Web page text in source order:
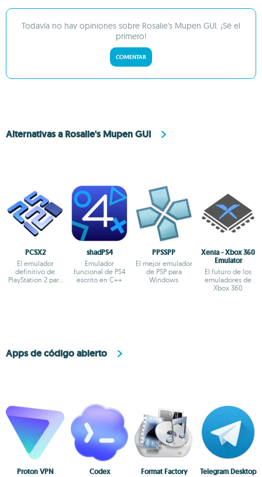
Todavía no hay opiniones sobre Rosalie's Mupen GUI. ¡Sé el
primero!
COMENTAR
Alternativas a Rosalie's Mupen GUI
PCSX2
El emulador
definitivo de
PlayStation 2 para
shadPS4
Emulador
funcional de PS4
escrito en C++
PPSSPP
El mejor emulador
de PSP para
Windows
Xenia - Xbox 360
Emulator
El futuro de los
emuladores de
Xbox 360
Apps de código abierto
Proton VPN Codex Format Factory Telegram Desktop